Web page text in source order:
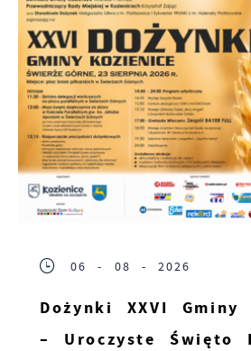
06 - 08 - 2026
Dożynki XXVI Gminy
– Uroczyste Święto